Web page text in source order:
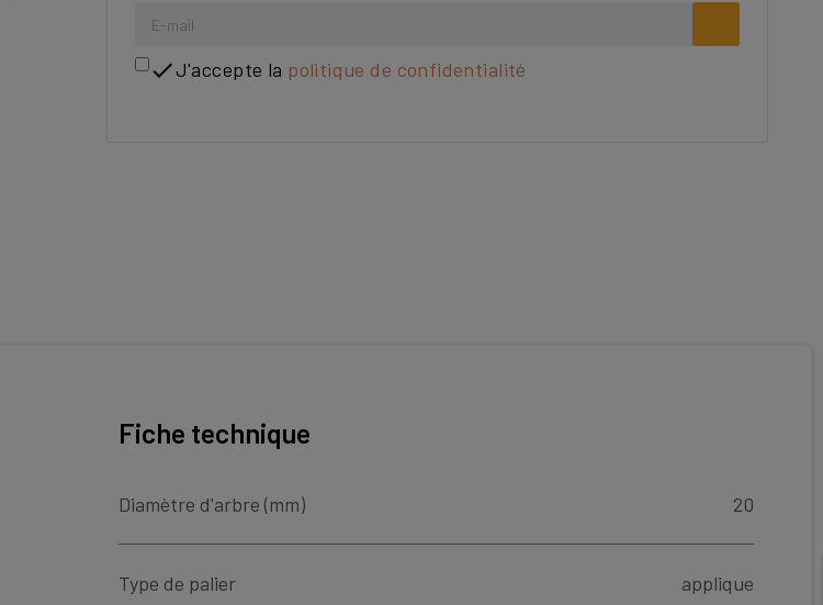
J'accepte la politique de confidentialité
Fiche technique
Diamètre d'arbre (mm) 20
Type de palier applique